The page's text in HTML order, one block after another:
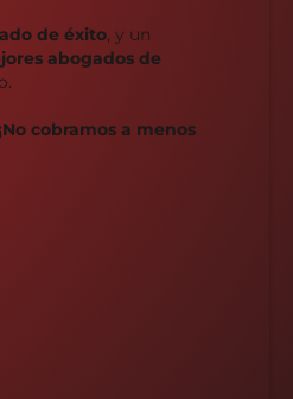
de éxito, y un
abogados de
cobramos a menos